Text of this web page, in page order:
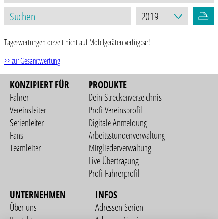
Tageswertungen derzeit nicht auf Mobilgeräten verfügbar!
>> zur Gesamtwertung
KONZIPIERT FÜR
Fahrer
Vereinsleiter
Serienleiter
Fans
Teamleiter
PRODUKTE
Dein Streckenverzeichnis
Profi Vereinsprofil
Digitale Anmeldung
Arbeitsstundenverwaltung
Mitgliederverwaltung
Live Übertragung
Profi Fahrerprofil
UNTERNEHMEN
Über uns
INFOS
Adressen Serien